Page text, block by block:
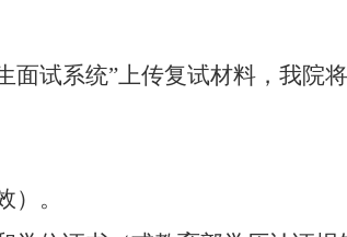
面试系统”上传复试材料，我院
。